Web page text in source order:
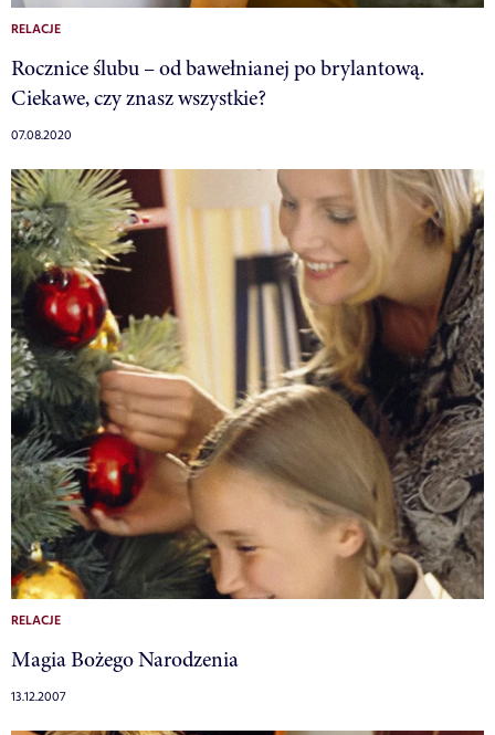
RELACJE
Rocznice ślubu – od bawełnianej po brylantową.
Ciekawe, czy znasz wszystkie?
07.08.2020
RELACJE
Magia Bożego Narodzenia
13.12.2007